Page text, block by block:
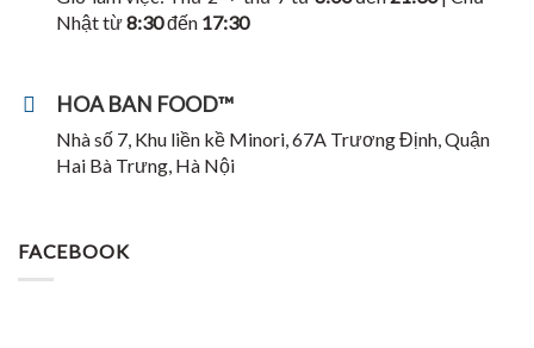
Nhật từ8:30đến 17:30
HOA BAN FOOD™
Nhà số 7, Khu liền kề Minori, 67A Trương Định, Quận
Hai Bà Trưng, Hà Nội
FACEBOOK